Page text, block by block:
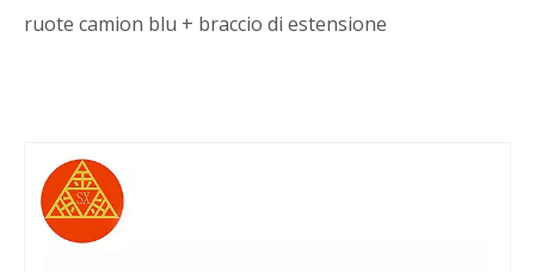
ruote camion blu + braccio di estensione